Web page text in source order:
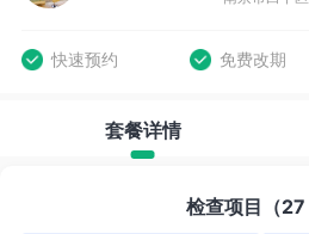
快速预约 免费改期
套餐详情
检查项目（27